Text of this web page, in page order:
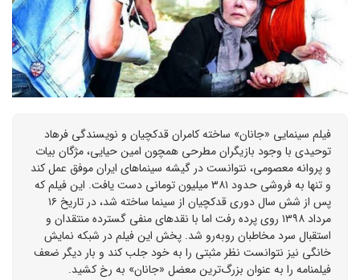
فیلم سینمایی «جانان» ساخته کامران قدکچیان و نویسندگی فرهاد
توحیدی با وجود بازیگران مطرحی همچون امین حیایی، مژگان بیات
و پروانه معصومی، نتوانست در گیشه سینماهای ایران موفق عمل کند
و تنها به فروشی حدود ۳۸۱ میلیون تومانی دست یافت. این فیلم که
پس از شش سال دوری قدکچیان از سینما ساخته شد، در تاریخ ۱۶
مرداد ۱۳۹۸ روی پرده رفت اما با نقدهای منفی گسترده منتقدان و
استقبال سرد مخاطبان روبه‌رو شد. پخش این فیلم در شبکه نمایش
خانگی نیز نتوانست نظر مثبتی را به خود جلب کند و بار دیگر ضعف
فیلمنامه را به عنوان بزرگ‌ترین معضل «جانان» به رخ کشید.